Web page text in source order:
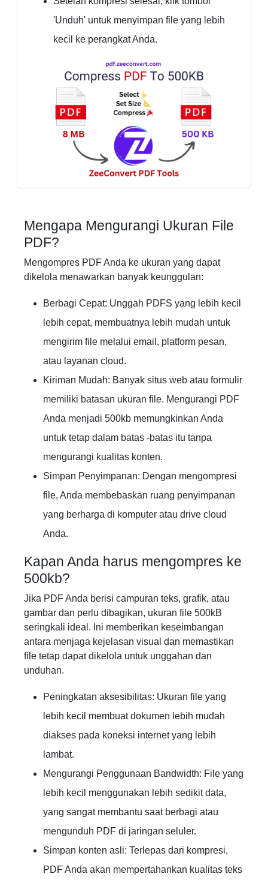
'Unduh' untuk menyimpan file yang lebih
kecil ke perangkat Anda.
Mengapa Mengurangi Ukuran File
PDF?
Mengompres PDF Anda ke ukuran yang dapat
dikelola menawarkan banyak keunggulan:
Berbagi Cepat: Unggah PDFS yang lebih kecil
lebih cepat, membuatnya lebih mudah untuk
mengirim file melalui email, platform pesan,
atau layanan cloud.
Kiriman Mudah: Banyak situs web atau formulir
memiliki batasan ukuran file. Mengurangi PDF
Anda menjadi 500kb memungkinkan Anda
untuk tetap dalam batas -batas itu tanpa
mengurangi kualitas konten.
Simpan Penyimpanan: Dengan mengompresi
file, Anda membebaskan ruang penyimpanan
yang berharga di komputer atau drive cloud
Anda.
Kapan Anda harus mengompres ke
500kb?
Jika PDF Anda berisi campuran teks, grafik, atau
gambar dan perlu dibagikan, ukuran file 500kB
seringkali ideal. Ini memberikan keseimbangan
antara menjaga kejelasan visual dan memastikan
file tetap dapat dikelola untuk unggahan dan
unduhan.
Peningkatan aksesibilitas: Ukuran file yang
lebih kecil membuat dokumen lebih mudah
diakses pada koneksi internet yang lebih
lambat.
Mengurangi Penggunaan Bandwidth: File yang
lebih kecil menggunakan lebih sedikit data,
yang sangat membantu saat berbagi atau
mengunduh PDF di jaringan seluler.
Simpan konten asli: Terlepas dari kompresi,
PDF Anda akan mempertahankan kualitas teks